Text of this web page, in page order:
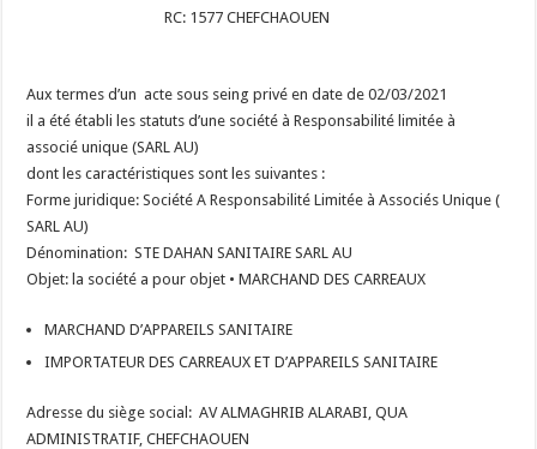
RC: 1577 CHEFCHAOUEN
Aux termes d’un acte sous seing privé en date de 02/03/2021
il a été établi les statuts d’une société à Responsabilité limitée à
associé unique (SARL AU)
dont les caractéristiques sont les suivantes :
Forme juridique: Société A Responsabilité Limitée à Associés Unique (
SARL AU)
Dénomination: STE DAHAN SANITAIRE SARL AU
Objet: la société a pour objet • MARCHAND DES CARREAUX
MARCHAND D’APPAREILS SANITAIRE
IMPORTATEUR DES CARREAUX ET D’APPAREILS SANITAIRE
Adresse du siège social: AV ALMAGHRIB ALARABI, QUA
ADMINISTRATIF, CHEFCHAOUEN